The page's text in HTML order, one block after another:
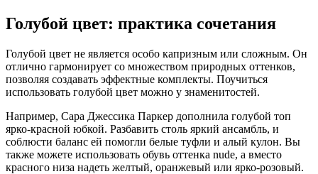
Голубой цвет: практика сочетания
Голубой цвет не является особо капризным или сложным. Он
отлично гармонирует со множеством природных оттенков,
позволяя создавать эффектные комплекты. Поучиться
использовать голубой цвет можно у знаменитостей.
Например, Сара Джессика Паркер дополнила голубой топ
ярко-красной юбкой. Разбавить столь яркий ансамбль, и
соблюсти баланс ей помогли белые туфли и алый кулон. Вы
также можете использовать обувь оттенка nude, а вместо
красного низа надеть желтый, оранжевый или ярко-розовый.